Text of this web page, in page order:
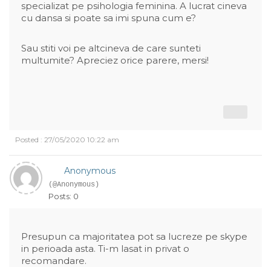
specializat pe psihologia feminina. A lucrat cineva
cu dansa si poate sa imi spuna cum e?
Sau stiti voi pe altcineva de care sunteti
multumite? Apreciez orice parere, mersi!
Posted : 27/05/2020 10:22 am
Anonymous
(@Anonymous)
Posts: 0
Presupun ca majoritatea pot sa lucreze pe skype
in perioada asta. Ti-m lasat in privat o
recomandare.